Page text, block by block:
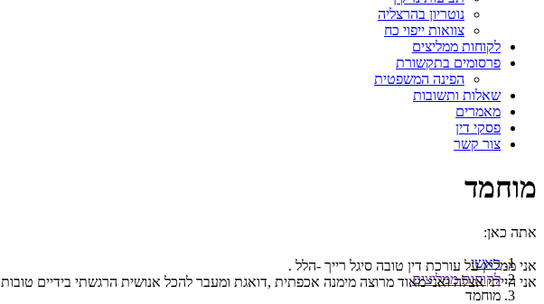
נוטריון בהרצליה
צוואות ייפוי כח
לקוחות ממליצים
פרסומים בתקשורת
הפינה המשפטית
שאלות ותשובות
מאמרים
פסקי דין
צור קשר
מוחמד
אתה כאן:
ראשי
לקוחות ממליצים
מוחמד
אני ממליץ על עורכת דין טובה סיגל רייך -הלל .
אני הייתי אצלה ואני מאוד מרוצה מימנה אכפתית ,דואגת ומעבר להכל אנושית הרגשתי בידיים טובות